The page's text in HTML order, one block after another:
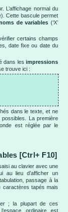
L’affichage normal du
Cette bascule permet
de variables (‘X’
certains champs
date fixe ou date du
dans lesimpressions
trouve ici :
dans le texte, et ne
possibles. La première
est réglée par le
[Ctrl+ F10]
au clavier avec une
au lieu d’afficher un
passage à la
caractères tapés mais
; la plupart de ces
ordinaire est